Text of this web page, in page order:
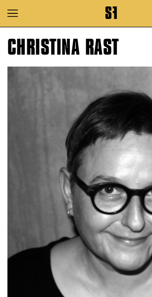
Zur Hauptnavigation springen
Zum Hauptinhalt springen
CHRISTINA RAST